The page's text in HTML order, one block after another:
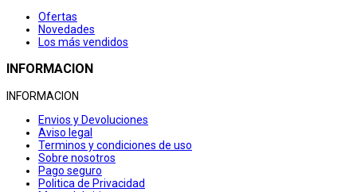
Ofertas
Novedades
Los más vendidos
INFORMACION
INFORMACION
Envios y Devoluciones
Aviso legal
Terminos y condiciones de uso
Sobre nosotros
Pago seguro
Politica de Privacidad